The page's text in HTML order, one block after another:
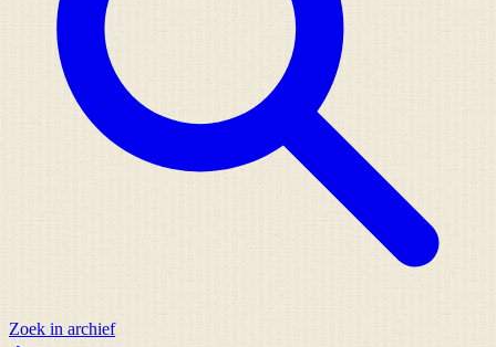
Zoek in archief